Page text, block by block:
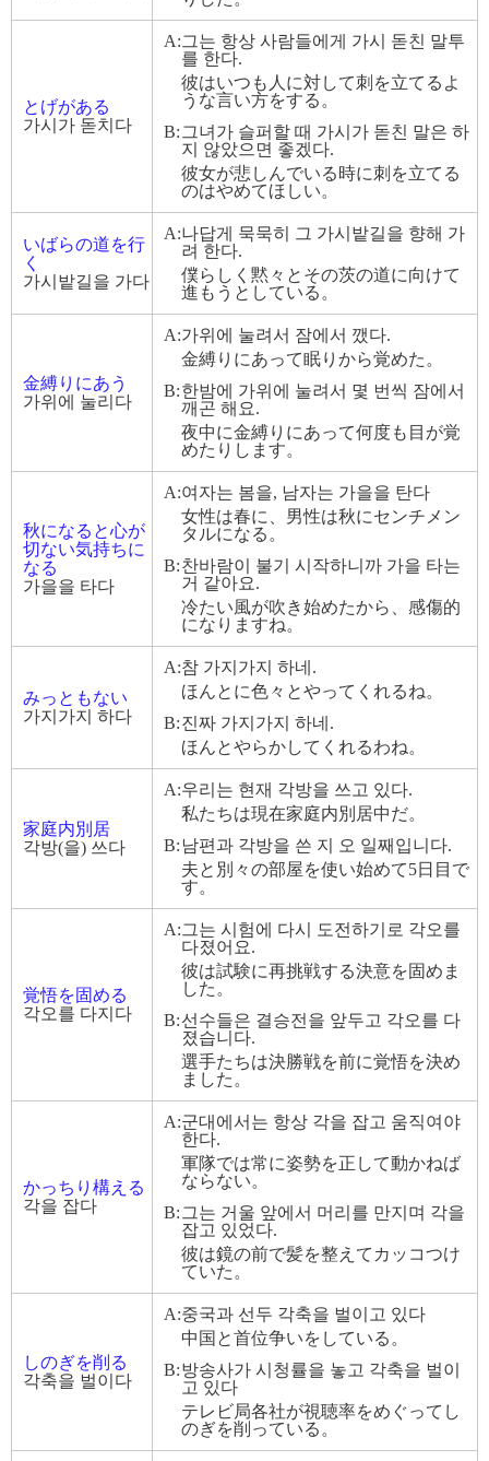
とげがある
가시가 돋치다
A:그는 항상 사람들에게 가시 돋친 말투
를 한다.
彼はいつも人に対して刺を立てるよ
うな言い方をする。
B: 그녀가 슬퍼할 때 가시가 돋친 말은 하
지 않았으면 좋겠다.
彼女が悲しんでいる時に刺を立てる
のはやめてほしい。
いばらの道を行
く
가시밭길을 가다
A:나답게 묵묵히 그 가시밭길을 향해 가
려 한다.
僕らしく黙々とその茨の道に向けて
進もうとしている。
金縛りにあう
가위에 눌리다
A:가위에 눌려서 잠에서 깼다.
金縛りにあって眠りから覚めた。
B:한밤에 가위에 눌려서 몇 번씩 잠에서
깨곤 해요.
夜中に金縛りにあって何度も目が覚
めたりします。
秋になると心が
切ない気持ちに
なる
가을을 타다
A:여자는 봄을, 남자는 가을을 탄다
女性は春に、男性は秋にセンチメン
タルになる。
B:찬바람이 불기 시작하니까 가을 타는
거 같아요.
冷たい風が吹き始めたから、感傷的
になりますね。
みっともない
가지가지 하다
A:참 가지가지 하네.
ほんとに色々とやってくれるね。
B:진짜 가지가지 하네.
ほんとやらかしてくれるわね。
家庭内別居
각방(을) 쓰다
A:우리는 현재 각방을 쓰고 있다.
私たちは現在家庭内別居中だ。
B: 남편과 각방을 쓴 지 오 일째입니다.
夫と別々の部屋を使い始めて5日目で
す。
覚悟を固める
각오를 다지다
A:그는 시험에 다시 도전하기로 각오를
다졌어요.
彼は試験に再挑戦する決意を固めま
した。
B:선수들은 결승전을 앞두고 각오를 다
졌습니다.
選手たちは決勝戦を前に覚悟を決め
ました。
かっちり構える
각을 잡다
A:군대에서는 항상 각을 잡고 움직여야
한다.
軍隊では常に姿勢を正して動かねば
ならない。
B: 그는 거울 앞에서 머리를 만지며 각을
잡고 있었다.
彼は鏡の前で髪を整えてカッコつけ
ていた。
しのぎを削る
각축을 벌이다
A:중국과 선두 각축을 벌이고 있다
中国と首位争いをしている。
B:방송사가 시청률을 놓고 각축을 벌이
고 있다
テレビ局各社が視聴率をめぐってし
のぎを削っている。